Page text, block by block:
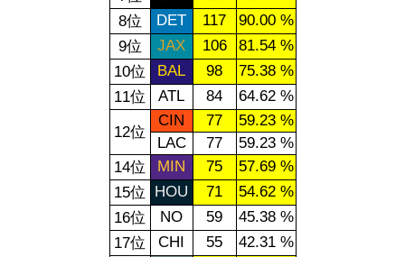
8位
DET 117
90.00 %
9位
JAX 106
81.54 %
10位
BAL 98
75.38 %
11位
ATL 84 64.62 %
12位
CIN 77
59.23 %
LAC
77
59.23 %
14位
MIN 75
57.69 %
15位
HOU 71
54.62 %
16位
NO 59
45.38 %
17位
CHI 55 42.31 %